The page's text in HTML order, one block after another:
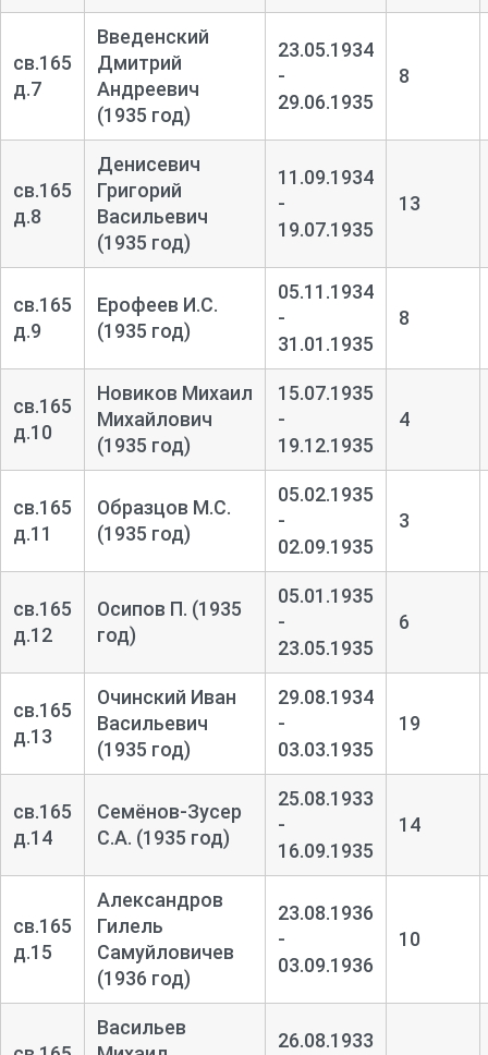
св.165
д.7
Введенский
Дмитрий
Андреевич
(1935 год)
23.05.1934
-
29.06.1935
8
св.165
д.8
Денисевич
Григорий
Васильевич
(1935 год)
11.09.1934
-
19.07.1935
13
св.165
д.9
Ерофеев И.С.
(1935 год)
05.11.1934
-
31.01.1935
8
св.165
д.10
Новиков Михаил
Михайлович
(1935 год)
15.07.1935
-
19.12.1935
4
св.165
д.11
Образцов М.С.
(1935 год)
05.02.1935
-
02.09.1935
3
св.165
д.12
Осипов П. (1935
год)
05.01.1935
-
23.05.1935
6
св.165
д.13
Очинский Иван
Васильевич
(1935 год)
29.08.1934
-
03.03.1935
19
св.165
д.14
Семёнов-Зусер
С.А. (1935 год)
25.08.1933
-
16.09.1935
14
св.165
д.15
Александров
Гилель
Самуйловичев
(1936 год)
23.08.1936
-
03.09.1936
10
Васильев
26.08.1933